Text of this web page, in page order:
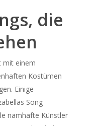
die
mit einem
Kostümen
Einige
Song
namhafte Künstler
31
« Sep.
Neueste Beiträge
Kostüme und Mode im
Kinderkleidung die
beeinflusst